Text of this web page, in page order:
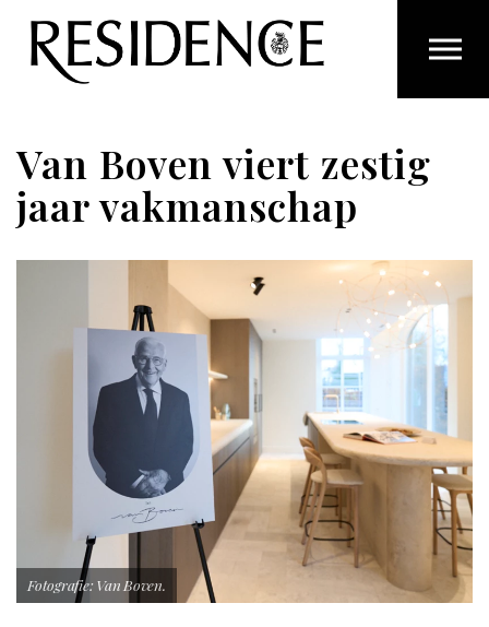
Overslaan en ga direct naar de inhoud
Van Boven viert zestig
jaar vakmanschap
Fotografie: Van Boven.